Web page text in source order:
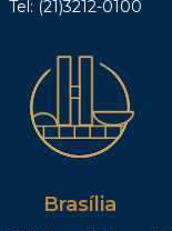
Tel: (21)3212-0100
Brasília